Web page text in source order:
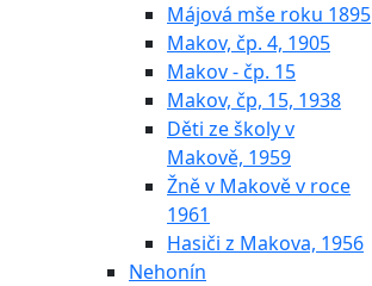
Májová mše roku 1895
Makov, čp. 4, 1905
Makov - čp. 15
Makov, čp, 15, 1938
Děti ze školy v
Makově, 1959
Žně v Makově v roce
1961
Hasiči z Makova, 1956
Nehonín